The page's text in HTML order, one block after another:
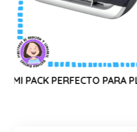
PARA PLASTIFICAR